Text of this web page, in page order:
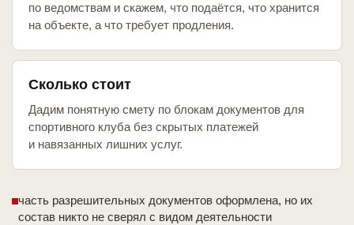
по ведомствам и скажем, что подаётся, что хранится
на объекте, а что требует продления.
Сколько стоит
Дадим понятную смету по блокам документов для
спортивного клуба без скрытых платежей
и навязанных лишних услуг.
часть разрешительных документов оформлена, но их
состав никто не сверял с видом деятельности